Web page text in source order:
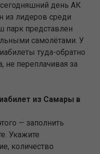
день АК
из лидеров среди
парк представлен
самолётами. У
туда-обратно
не переплачивая за
из Самары в
— заполнить
Укажите
количество